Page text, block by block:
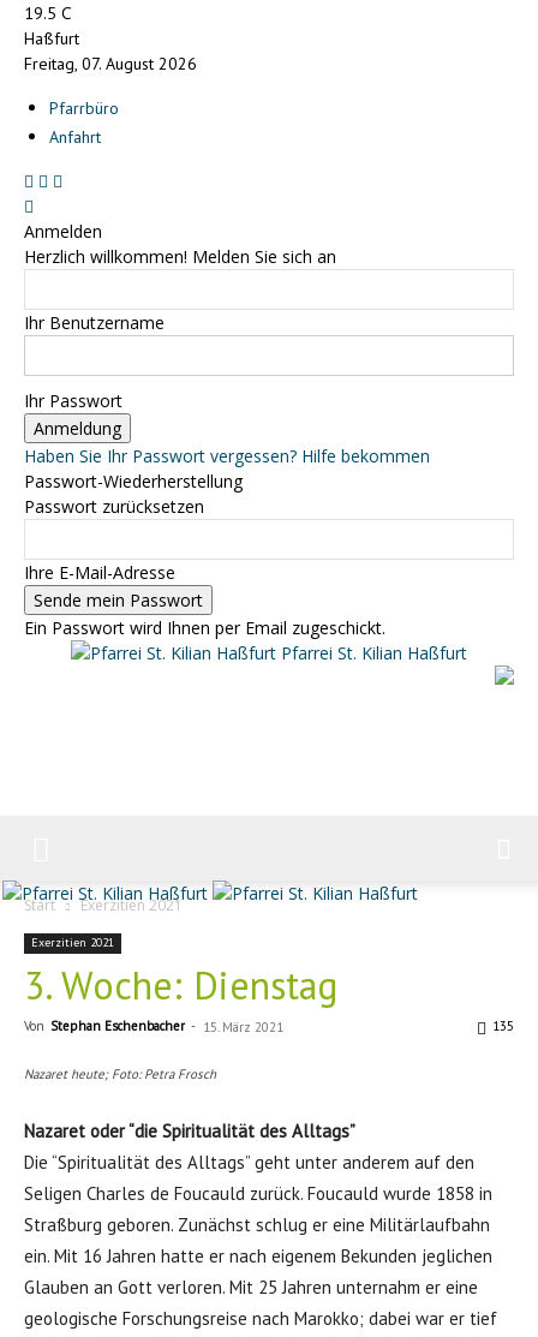
19.5 C
Haßfurt
Freitag, 07. August 2026
Pfarrbüro
Anfahrt
Anmelden
Herzlich willkommen! Melden Sie sich an
Ihr Benutzername
Ihr Passwort
Haben Sie Ihr Passwort vergessen? Hilfe bekommen
Passwort-Wiederherstellung
Passwort zurücksetzen
Ihre E-Mail-Adresse
Ein Passwort wird Ihnen per Email zugeschickt.
Pfarrei St. Kilian Haßfurt
Start Exerzitien 2021
Exerzitien 2021
3. Woche: Dienstag
Von Stephan Eschenbacher - 15. März 2021 135
Nazaret heute; Foto: Petra Frosch
Nazaret oder “die Spiritualität des Alltags”
Die “Spiritualität des Alltags” geht unter anderem auf den
Seligen Charles de Foucauld zurück. Foucauld wurde 1858 in
Straßburg geboren. Zunächst schlug er eine Militärlaufbahn
ein. Mit 16 Jahren hatte er nach eigenem Bekunden jeglichen
Glauben an Gott verloren. Mit 25 Jahren unternahm er eine
geologische Forschungsreise nach Marokko; dabei war er tief